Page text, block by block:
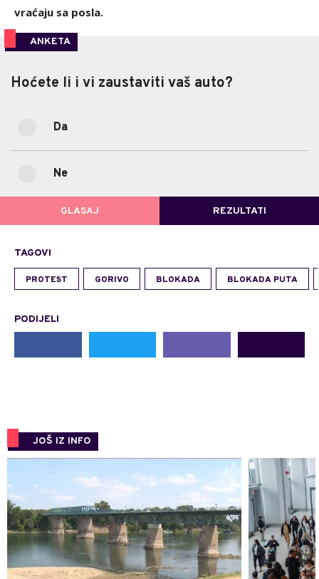
vraćaju sa posla.
ANKETA
(879)
Hoćete li i vi zaustaviti vaš auto?
Da
Ne
GLASAJ REZULTATI
TAGOVI
PROTEST GORIVO BLOKADA BLOKADA PUTA
PODIJELI
JOŠ IZ INFO
0